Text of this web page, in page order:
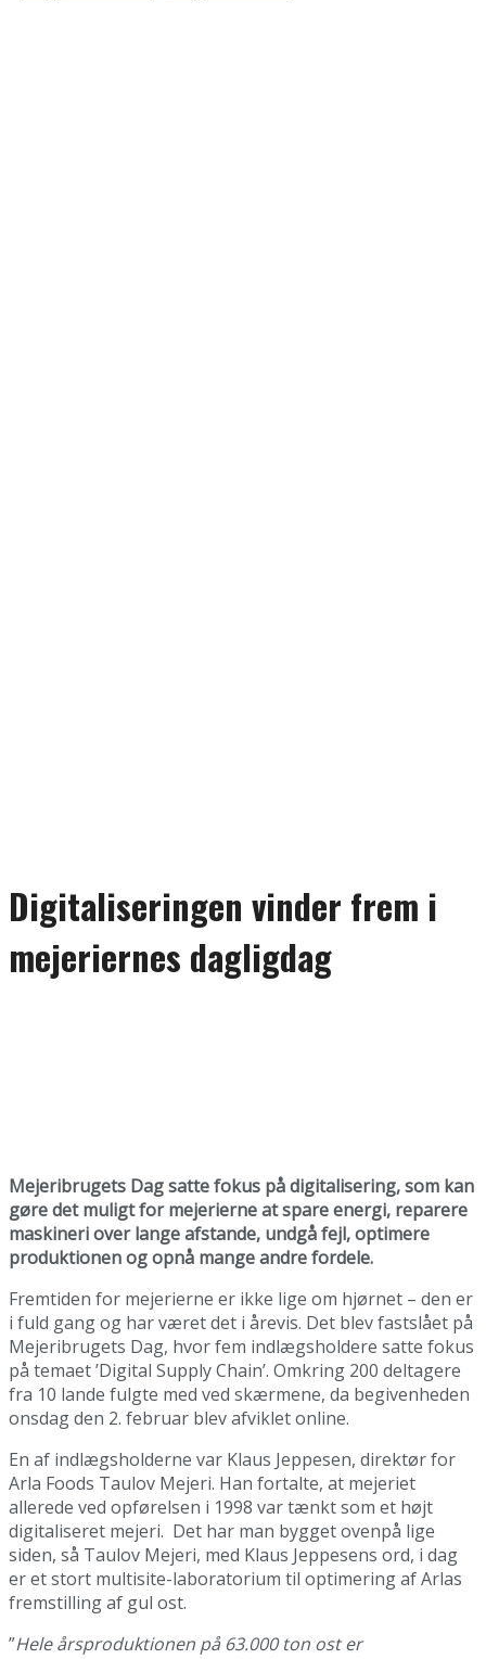
Digitaliseringen vinder frem i
mejeriernes dagligdag
Mejeribrugets Dag satte fokus på digitalisering, som kan
gøre det muligt for mejerierne at spare energi, reparere
maskineri over lange afstande, undgå fejl, optimere
produktionen og opnå mange andre fordele.
Fremtiden for mejerierne er ikke lige om hjørnet – den er
i fuld gang og har været det i årevis. Det blev fastslået på
Mejeribrugets Dag, hvor fem indlægsholdere satte fokus
på temaet ’Digital Supply Chain’. Omkring 200 deltagere
fra 10 lande fulgte med ved skærmene, da begivenheden
onsdag den 2. februar blev afviklet online.
En af indlægsholderne var Klaus Jeppesen, direktør for
Arla Foods Taulov Mejeri. Han fortalte, at mejeriet
allerede ved opførelsen i 1998 var tænkt som et højt
digitaliseret mejeri. Det har man bygget ovenpå lige
siden, så Taulov Mejeri, med Klaus Jeppesens ord, i dag
er et stort multisite-laboratorium til optimering af Arlas
fremstilling af gul ost.
”Hele årsproduktionen på 63.000 ton ost er